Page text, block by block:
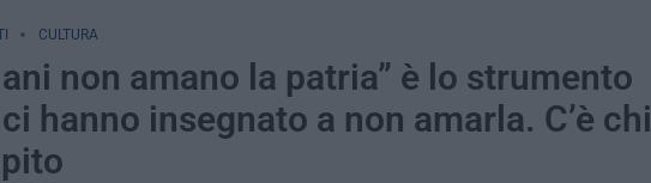
CULTURA
non amano la patria” è lo strumento
hanno insegnato a non amarla. C’è chi